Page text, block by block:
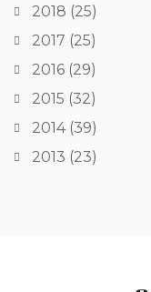
2018 (25)
2017 (25)
2016 (29)
2015 (32)
2014(39)
2013 (23)